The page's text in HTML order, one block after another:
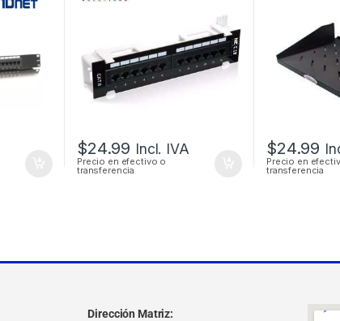
$24.99 Incl. IVA
Precio en efectivo o
transferencia
$24.99
Precio en
transferencia
Dirección Matriz: